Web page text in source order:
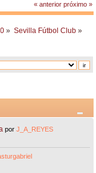
« anterior próximo »
» Sevilla Fútbol Club »
porJ_A_REYES